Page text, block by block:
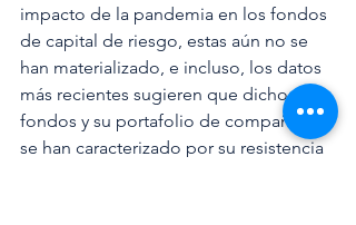
impacto de la pandemia en los fondos
de capital de riesgo, estas aún no se
han materializado, e incluso, los datos
más recientes sugieren que dichos
fondos y su portafolio de compañías
se han caracterizado por su resistencia